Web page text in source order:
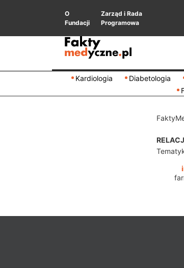
O
Fundacji
Zarząd i Rada
Programowa
Kardiologia Diabetologia